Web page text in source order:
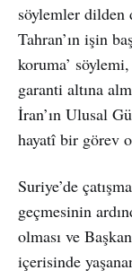
söylemler dilden
Tahran’ın işin
koruma’
garanti altına
İran’ın Ulusal
hayatî bir görev
Suriye’de
geçmesinin
olması ve
içerisinde